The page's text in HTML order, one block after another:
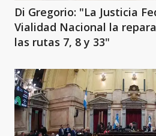
Di Gregorio: "La Justicia
Vialidad Nacional la
las rutas 7, 8 y 33"